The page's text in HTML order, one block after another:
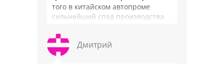
того в китайском автопроме
сильнейший спад производства
почти все китайские
производители работают …
Дмитрий